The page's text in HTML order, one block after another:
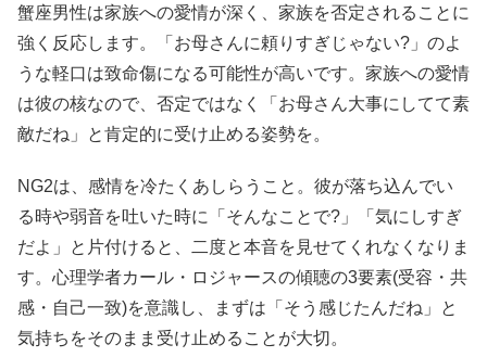
蟹座男性は家族への愛情が深く、家族を否定されることに
強く反応します。「お母さんに頼りすぎじゃない?」のよ
うな軽口は致命傷になる可能性が高いです。家族への愛情
は彼の核なので、否定ではなく「お母さん大事にしてて素
敵だね」と肯定的に受け止める姿勢を。
NG2は、感情を冷たくあしらうこと。彼が落ち込んでい
る時や弱音を吐いた時に「そんなことで?」「気にしすぎ
だよ」と片付けると、二度と本音を見せてくれなくなりま
す。心理学者カール・ロジャースの傾聴の3要素(受容・共
感・自己一致)を意識し、まずは「そう感じたんだね」と
気持ちをそのまま受け止めることが大切。